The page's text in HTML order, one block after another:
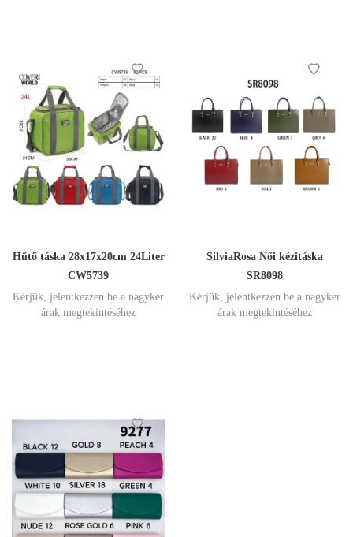
Hűtő táska 28x17x20cm 24Liter
CW5739
Kérjük, jelentkezzen be a nagyker
árak megtekintéséhez
SilviaRosa Női kézitáska
SR8098
Kérjük, jelentkezzen be a nagyker
árak megtekintéséhez